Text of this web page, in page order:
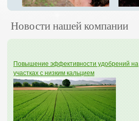
Новости нашей компании
Повышение эффективности удобрений на
участках с низким кальцием